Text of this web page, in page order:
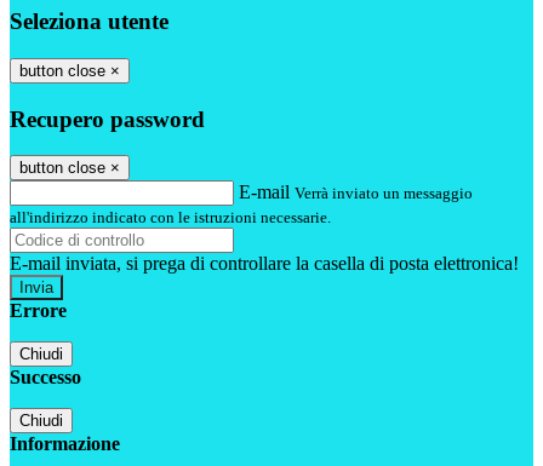
Seleziona utente
button close ×
Recupero password
button close ×
E-mail Verrà inviato un messaggio
all'indirizzo indicato con le istruzioni necessarie.
E-mail inviata, si prega di controllare la casella di posta elettronica!
Errore
Chiudi
Successo
Chiudi
Informazione